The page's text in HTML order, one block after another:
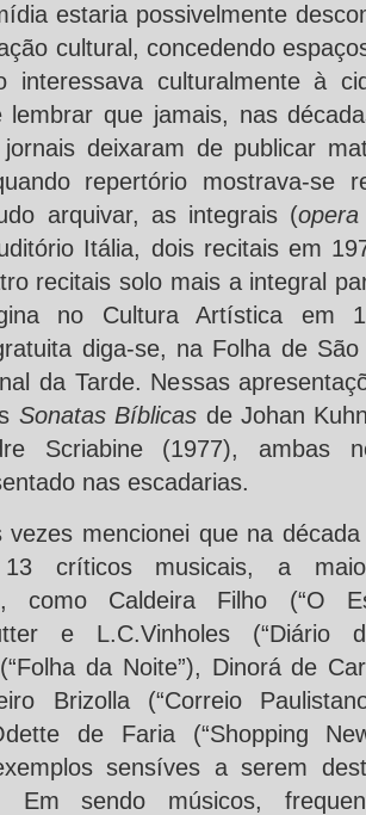
estaria possivelmente
cultural, concedendo
interessava culturalmente à
lembrar que jamais, nas
deixaram de publicar
repertório mostrava-se
arquivar, as integrais (
Itália, dois recitais em
recitais solo mais a integral
no Cultura Artística em
diga-se, na Folha de
da Tarde. Nessas
Sonatas Bíblicas de Johan
Scriabine (1977), ambas
nas escadarias.
vezes mencionei que na
críticos musicais, a
como Caldeira Filho (“O
e L.C.Vinholes (“Diário
da Noite”), Dinorá de
Brizolla (“Correio
de Faria (“Shopping
sensíves a serem
Em sendo músicos,